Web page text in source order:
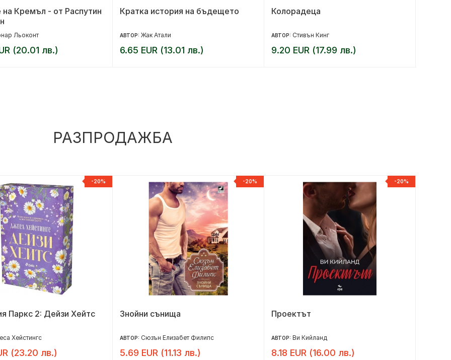
на Кремъл - от Распутин
Льоконт
(20.01 лв.)
Кратка история на бъдещето
АВТОР: Жак Атали
6.65 EUR (13.01 лв.)
Колорадеца
АВТОР: Стивън Кинг
9.20 EUR (17.99 лв.)
РАЗПРОДАЖБА
-20%
Паркс 2: Дейзи Хейтс
Хейстингс
(23.20 лв.)
-20%
Знойни сънища
АВТОР: Сюзън Елизабет Филипс
5.69 EUR (11.13 лв.)
-20%
Проектът
АВТОР: Ви Кийланд
8.18 EUR (16.00 лв.)